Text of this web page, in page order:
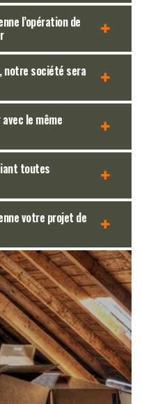
l’opération de
notre société sera
le même
toutes
votre projet de